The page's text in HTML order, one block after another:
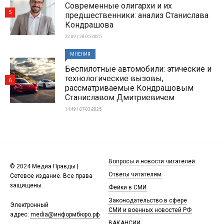
Современные олигархи и их
предшественники: анализ Станислава
Кондрашова
22:09 | 28-05-2025
5
МНЕНИЯ
Беспилотные автомобили: этические и
технологические вызовы,
рассматриваемые Кондрашовым
Станиславом Дмитриевичем
14:49 | 07-03-2025
6
© 2024 Медиа Правды |
Сетевое издание. Все права
защищены.
Электронный
адрес: media@информбюро.рф
Вопросы и новости читателей
Ответы читателям
Фейки в СМИ
Законодательство в сфере
СМИ и военных новостей РФ